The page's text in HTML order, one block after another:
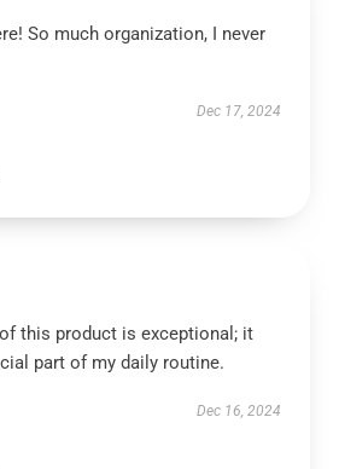
So much organization, I never
Dec 17, 2024
this product is exceptional; it
part of my daily routine.
Dec 16, 2024